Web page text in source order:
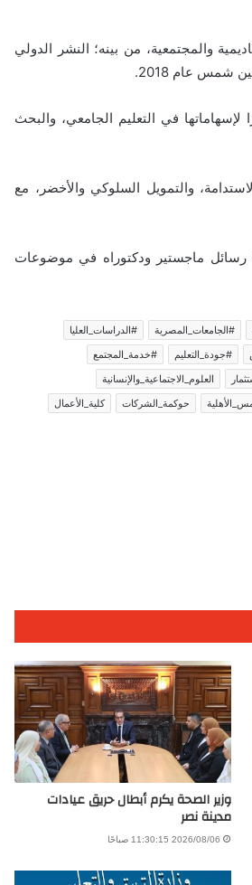
والمجتمعية، من بينه؛ النشر الدولي
نقابة التجاريين عام 2021، ووزارة التخطيط عام 2023، تقديرًا لإسهاماتها في التعليم الجامعي، والبحث
والتمويل السلوكي والأخضر، مع
رسائل ماجستير ودكتوراه في موضوعات
#الجامعات_المصرية
#الدراسات_العليا
#جودة_التعليم
#خدمة_المجتمع
العلوم_الاجتماعية_والإنسانية
حوكمة_الشركات
كلية_الأعمال
وزير الصحة يكرم أبطال حريق عيادات
مدينة نصر
2026/08/06 11:30:15 صباحًا